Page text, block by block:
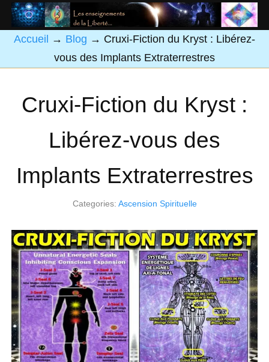
Accueil → Blog → Cruxi-Fiction du Kryst : Libérez-
vous des Implants Extraterrestres
Cruxi-Fiction du Kryst :
Libérez-vous des
Implants Extraterrestres
Categories: Ascension Spirituelle